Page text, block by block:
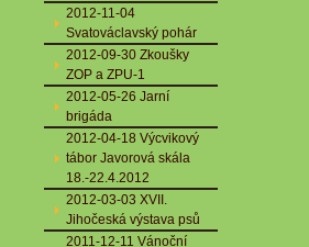
2012-11-04
Svatováclavský pohár
2012-09-30 Zkoušky
ZOP a ZPU-1
2012-05-26 Jarní
brigáda
2012-04-18 Výcvikový
tábor Javorová skála
18.-22.4.2012
2012-03-03 XVII.
Jihočeská výstava psů
2011-12-11 Vánoční